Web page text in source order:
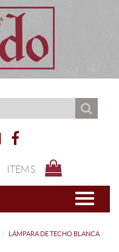
ITEMS
LÁMPARA DE TECHO BLANCA